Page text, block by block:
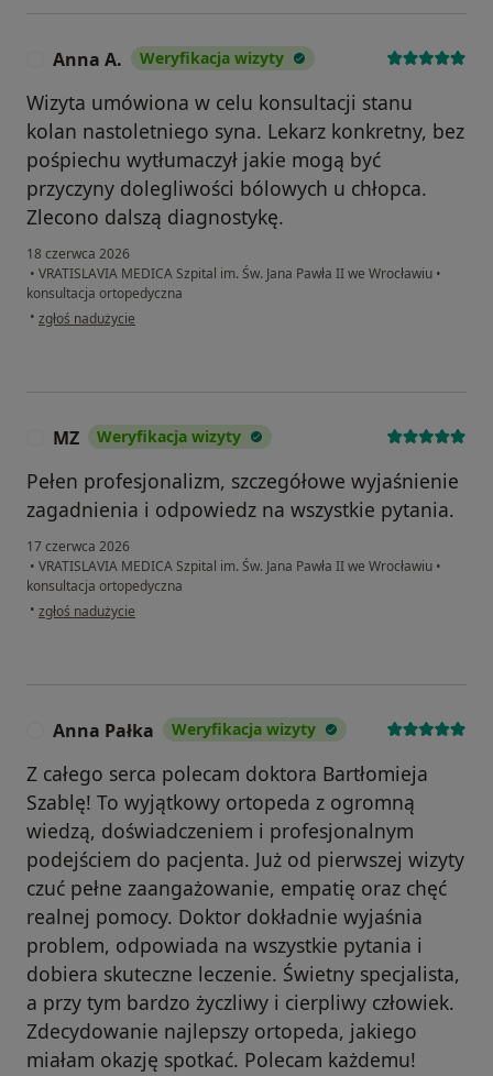
Anna A. Weryfikacja wizyty
Wizyta umówiona w celu konsultacji stanu
kolan nastoletniego syna. Lekarz konkretny, bez
pośpiechu wytłumaczył jakie mogą być
przyczyny dolegliwości bólowych u chłopca.
Zlecono dalszą diagnostykę.
18 czerwca 2026
• VRATISLAVIA MEDICA Szpital im. Św. Jana Pawła II we Wrocławiu •
konsultacja ortopedyczna
• w opinii użytkownika Anna A.
zgłoś nadużycie
MZ Weryfikacja wizyty
Pełen profesjonalizm, szczegółowe wyjaśnienie
zagadnienia i odpowiedz na wszystkie pytania.
17 czerwca 2026
• VRATISLAVIA MEDICA Szpital im. Św. Jana Pawła II we Wrocławiu •
konsultacja ortopedyczna
• w opinii użytkownika MZ
zgłoś nadużycie
Anna Pałka Weryfikacja wizyty
Z całego serca polecam doktora Bartłomieja
Szablę! To wyjątkowy ortopeda z ogromną
wiedzą, doświadczeniem i profesjonalnym
podejściem do pacjenta. Już od pierwszej wizyty
czuć pełne zaangażowanie, empatię oraz chęć
realnej pomocy. Doktor dokładnie wyjaśnia
problem, odpowiada na wszystkie pytania i
dobiera skuteczne leczenie. Świetny specjalista,
a przy tym bardzo życzliwy i cierpliwy człowiek.
Zdecydowanie najlepszy ortopeda, jakiego
miałam okazję spotkać. Polecam każdemu!